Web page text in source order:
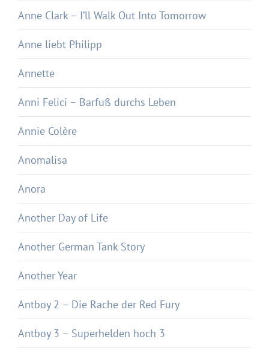
Anne Clark – I’ll Walk Out Into Tomorrow
Anne liebt Philipp
Annette
Anni Felici – Barfuß durchs Leben
Annie Colère
Anomalisa
Anora
Another Day of Life
Another German Tank Story
Another Year
Antboy 2 – Die Rache der Red Fury
Antboy 3 – Superhelden hoch 3